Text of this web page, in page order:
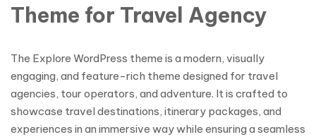
Theme for Travel Agency
The Explore WordPress theme is a modern, visually
engaging, and feature-rich theme designed for travel
agencies, tour operators, and adventure. It is crafted to
showcase travel destinations, itinerary packages, and
experiences in an immersive way while ensuring a seamless